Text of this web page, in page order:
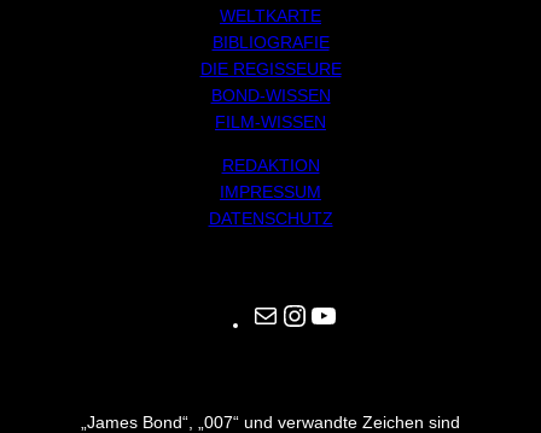
WELTKARTE
BIBLIOGRAFIE
DIE REGISSEURE
BOND-WISSEN
FILM-WISSEN
REDAKTION
IMPRESSUM
DATENSCHUTZ
Mail Instagram YouTube
„James Bond“, „007“ und verwandte Zeichen sind